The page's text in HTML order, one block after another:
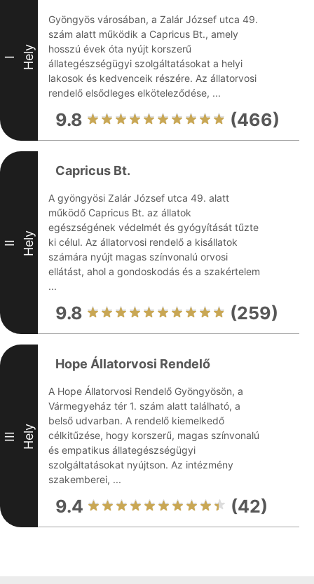
I Hely
Gyöngyös városában, a Zalár József utca 49.
szám alatt működik a Capricus Bt., amely
hosszú évek óta nyújt korszerű
állategészségügyi szolgáltatásokat a helyi
lakosok és kedvenceik részére. Az állatorvosi
rendelő elsődleges elköteleződése, ...
9.8 (466)
II Hely
Capricus Bt.
A gyöngyösi Zalár József utca 49. alatt
működő Capricus Bt. az állatok
egészségének védelmét és gyógyítását tűzte
ki célul. Az állatorvosi rendelő a kisállatok
számára nyújt magas színvonalú orvosi
ellátást, ahol a gondoskodás és a szakértelem
...
9.8 (259)
III Hely
Hope Állatorvosi Rendelő
A Hope Állatorvosi Rendelő Gyöngyösön, a
Vármegyeház tér 1. szám alatt található, a
belső udvarban. A rendelő kiemelkedő
célkitűzése, hogy korszerű, magas színvonalú
és empatikus állategészségügyi
szolgáltatásokat nyújtson. Az intézmény
szakemberei, ...
9.4 (42)